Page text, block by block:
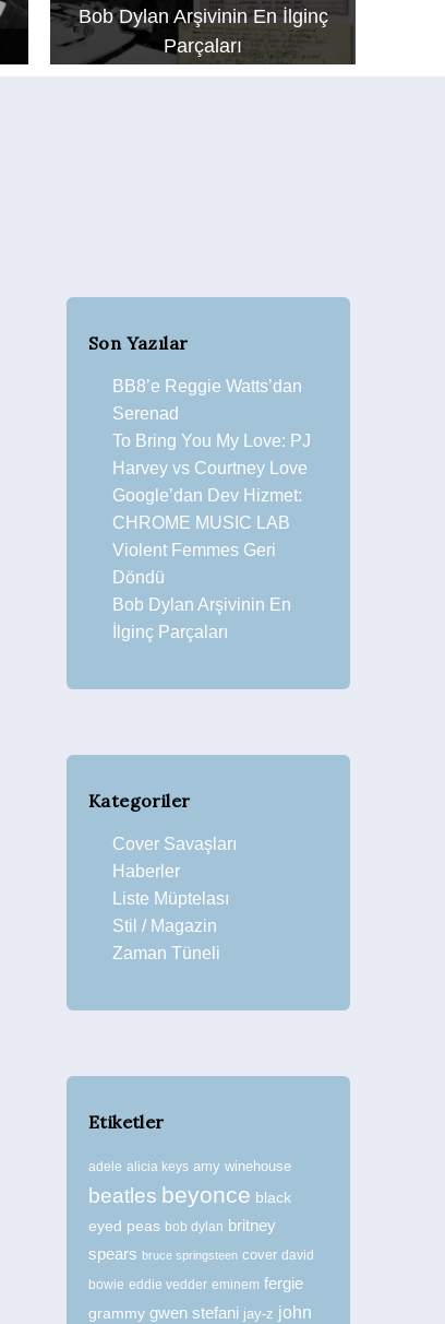
Bob Dylan Arşivinin En İlginç
Parçaları
Son Yazılar
BB8’e Reggie Watts’dan
Serenad
To Bring You My Love: PJ
Harvey vs Courtney Love
Google’dan Dev Hizmet:
CHROME MUSIC LAB
Violent Femmes Geri
Döndü
Bob Dylan Arşivinin En
İlginç Parçaları
Kategoriler
Cover Savaşları
Haberler
Liste Müptelası
Stil / Magazin
Zaman Tüneli
Etiketler
adele alicia keys amy winehouse
beatles beyonce black
eyed peas bob dylan britney
spears bruce springsteen cover david
bowie eddie vedder eminem fergie
grammy gwen stefani jay-z john